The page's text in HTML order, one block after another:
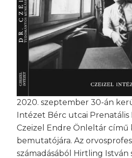
2020. szeptember 30-án
Intézet Bérc utcai Prenatális
Czeizel Endre Önleltár
bemutatójára. Az
számadásából Hirtling István